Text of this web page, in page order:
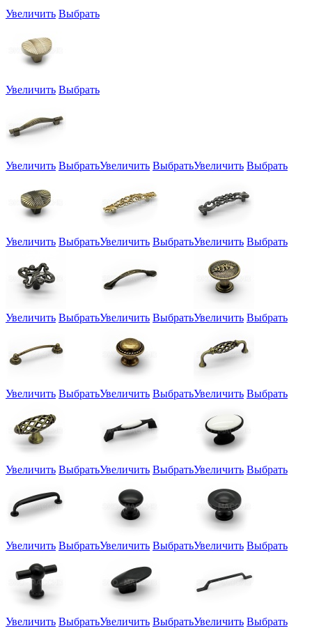
Увеличить Выбрать
Увеличить Выбрать
Увеличить ВыбратьУвеличить ВыбратьУвеличить Выбрать
Увеличить ВыбратьУвеличить ВыбратьУвеличить Выбрать
Увеличить ВыбратьУвеличить ВыбратьУвеличить Выбрать
Увеличить ВыбратьУвеличить ВыбратьУвеличить Выбрать
Увеличить ВыбратьУвеличить ВыбратьУвеличить Выбрать
Увеличить ВыбратьУвеличить ВыбратьУвеличить Выбрать
Увеличить ВыбратьУвеличить ВыбратьУвеличить Выбрать